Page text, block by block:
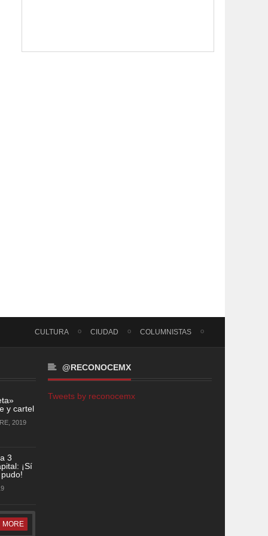
CULTURA CIUDAD COLUMNISTAS
y cartel
2019
3
¡Sí
MORE
@RECONOCEMX
Tweets by reconocemx